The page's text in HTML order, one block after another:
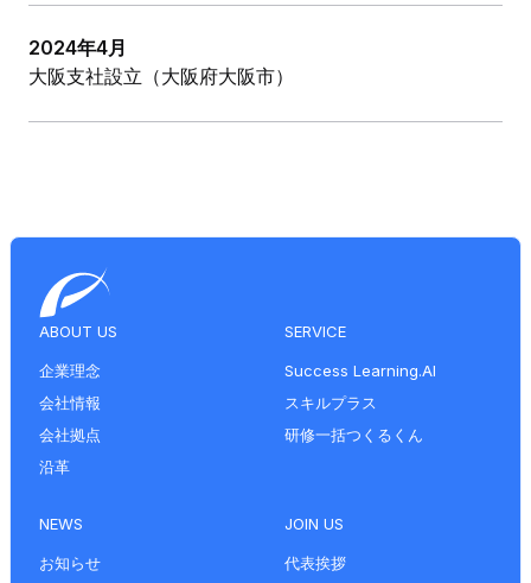
2024年4月
大阪支社設立（大阪府大阪市）
ABOUT US
企業理念
会社情報
会社拠点
沿革
SERVICE
Success Learning.AI
スキルプラス
研修一括つくるくん
NEWS
お知らせ
JOIN US
代表挨拶